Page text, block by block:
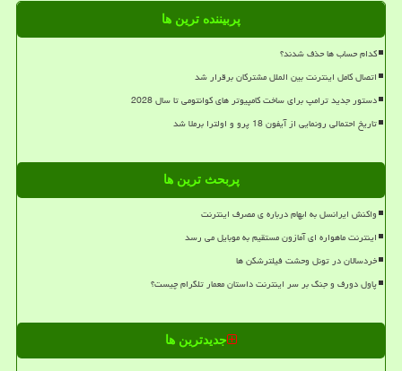
پربیننده ترین ها
کدام حساب ها حذف شدند؟
اتصال کامل اینترنت بین الملل مشترکان برقرار شد
دستور جدید ترامپ برای ساخت کامپیوتر های کوانتومی تا سال 2028
تاریخ احتمالی رونمایی از آیفون 18 پرو و اولترا برملا شد
پربحث ترین ها
واکنش ایرانسل به ابهام درباره ی مصرف اینترنت
اینترنت ماهواره ای آمازون مستقیم به موبایل می رسد
خردسالان در تونل وحشت فیلترشکن ها
پاول دورف و جنگ بر سر اینترنت داستان معمار تلگرام چیست؟
جدیدترین ها